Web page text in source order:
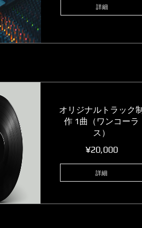
詳細
オリジナルトラック
作 1曲（ワンコーラ
ス）
¥20,000価
詳細